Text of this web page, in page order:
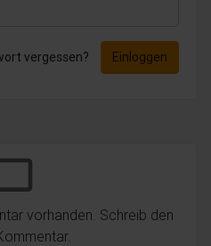
vergessen? Einloggen
vorhanden. Schreib den